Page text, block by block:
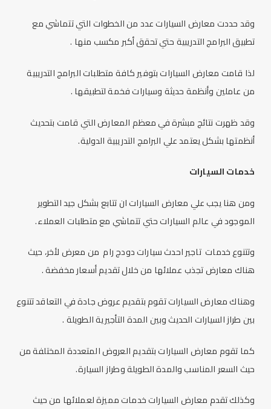
وقد حددت معارض السيارات عدد من الخطوات التي تتماشي مع
تطبيق البرامج التدريبية حتي تحقق أكبر مكسب منها .
لذا قامت معارض السيارات بتوفير كافة متطلبات البرامج التدريبية
من عاملين وأنظمة حديثة وسيارات فخمة لتطبيقها .
وقد ظهرت نتائج مبشرة في معظم المعارض التي قامت بتحديث
أنظمتها بشكل يعتمد علي البرامج التدريبية الدولية.
خدمات السيارات
ومن هنا يجب علي معارض السيارات ان تتابع بشكل جيد التطوير
الموجود في عالم السيارات حتي تتماشي مع متطلبات العملاء.
وتتنوع خدمات تاجير احدث سيارات دودج رام من معرض لأخر، حيث
هناك معارض تجذب عملائها من خلال تقديم أسعار مخفضة .
وهناك معارض السيارات تقوم بتقديم عروض جادة في التعاقد تتنوع
بين طراز السيارات الحديث وبين المدة التأجيرية الطويلة .
كما تقوم معارض السيارات بتقديم العروض المتعددة المختلفة من
حيث السعر المناسب والمدة الطويلة وطراز السيارة.
وكذلك تقدم معارض السيارات خدمات مميزة لعملائها من حيث